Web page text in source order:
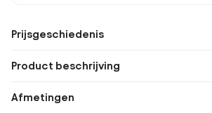
Prijsgeschiedenis
Product beschrijving
Afmetingen